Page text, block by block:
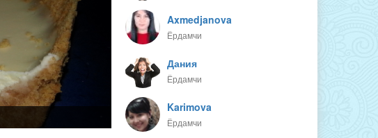
Axmedjanova
Ёрдамчи
Дания
Ёрдамчи
Karimova
Ёрдамчи